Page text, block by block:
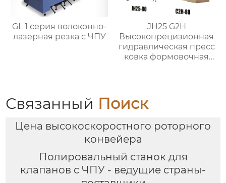
GL 1 серия волоконно-
лазерная резка с ЧПУ
JH25 G2H
Высокопрецизионная
гидравлическая пресс
ковка формовочная
Связанный Поиск
Цена высокоскоростного роторного
конвейера
Полировальный станок для
клапанов с ЧПУ - ведущие страны-